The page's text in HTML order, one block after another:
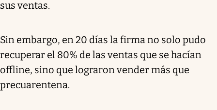
sus ventas.
Sin embargo, en 20 días la firma no solo pudo
recuperar el 80% de las ventas que se hacían
offline, sino que lograron vender más que
precuarentena.